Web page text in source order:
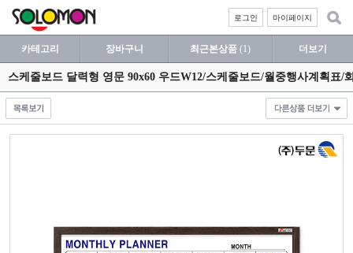
마이페이지
로그인
카테고리 장바구니 최근본상품 (1) 더보기
스케줄보드 달력형 영문 90x60 우드W12/스케줄보드/월중행사계획표/